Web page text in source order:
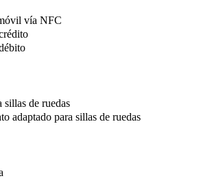
vía NFC
sillas de ruedas
adaptado para sillas de ruedas